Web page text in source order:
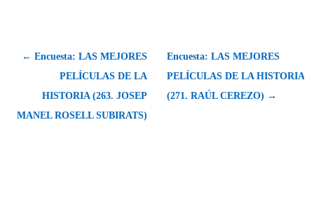
← Encuesta: LAS MEJORES
PELÍCULAS DE LA
HISTORIA (263. JOSEP
MANEL ROSELL SUBIRATS)
Encuesta: LAS MEJORES
PELÍCULAS DE LA HISTORIA
(271. RAÚL CEREZO) →